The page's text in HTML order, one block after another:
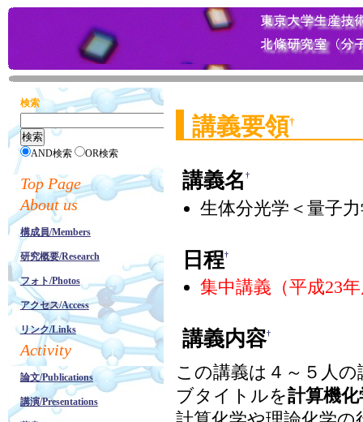
講義要領†
講義名 †
生体分光学＜量子
日程†
集中講義（平成23
講義内容†
この講義は４～５人
ブタイトルを計算機
検索
AND検索 OR検索
Top Page
About us
構成員/Members
研究概要/Research
フォト/Photos
アクセス/Access
リンク/Links
Activity
論文/Publications
講演/Presentations